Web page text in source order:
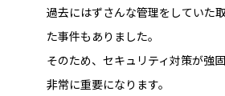
過去にはずさんな管理をしていた
た事件もありました。
そのため、セキュリティ対策が強
非常に重要になります。